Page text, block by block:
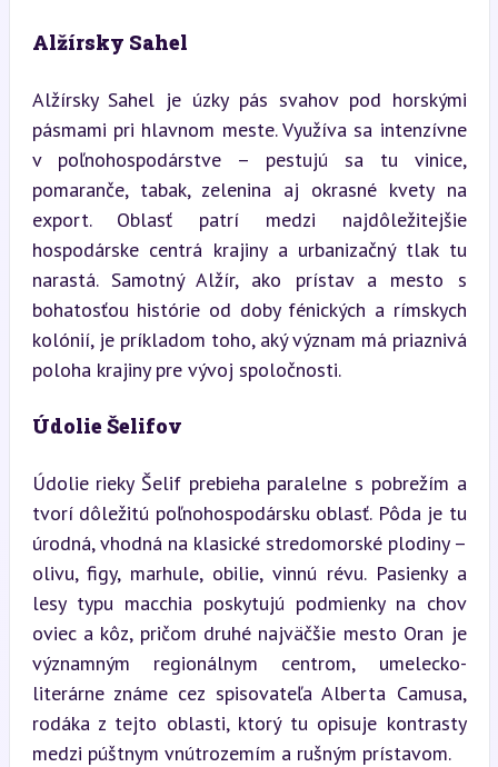
Alžírsky Sahel
Alžírsky Sahel je úzky pás svahov pod horskými
pásmami pri hlavnom meste. Využíva sa intenzívne
v poľnohospodárstve – pestujú sa tu vinice,
pomaranče, tabak, zelenina aj okrasné kvety na
export. Oblasť patrí medzi najdôležitejšie
hospodárske centrá krajiny a urbanizačný tlak tu
narastá. Samotný Alžír, ako prístav a mesto s
bohatosťou histórie od doby fénických a rímskych
kolónií, je príkladom toho, aký význam má priaznivá
poloha krajiny pre vývoj spoločnosti.
Údolie Šelifov
Údolie rieky Šelif prebieha paralelne s pobrežím a
tvorí dôležitú poľnohospodársku oblasť. Pôda je tu
úrodná, vhodná na klasické stredomorské plodiny –
olivu, figy, marhule, obilie, vinnú révu. Pasienky a
lesy typu macchia poskytujú podmienky na chov
oviec a kôz, pričom druhé najväčšie mesto Oran je
významným regionálnym centrom, umelecko-
literárne známe cez spisovateľa Alberta Camusa,
rodáka z tejto oblasti, ktorý tu opisuje kontrasty
medzi púštnym vnútrozemím a rušným prístavom.